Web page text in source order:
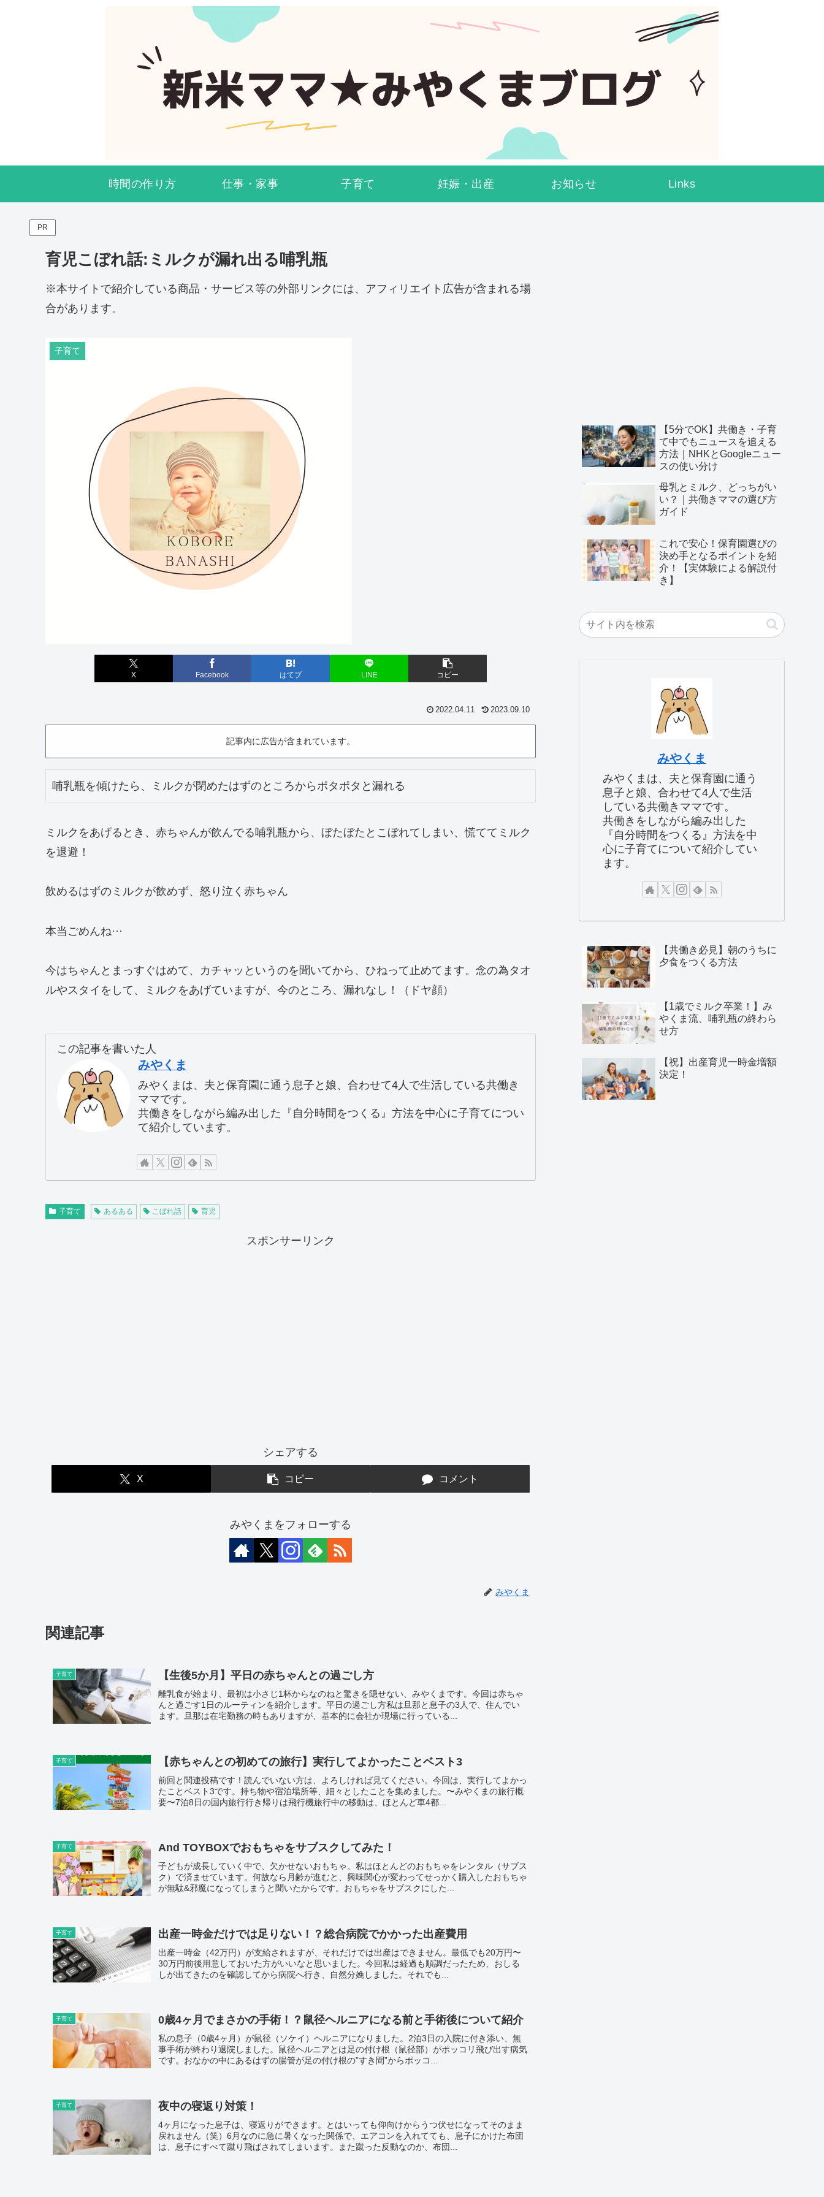
時間の作り方 仕事・家事 子育て 妊娠・出産 お知らせ Links
PR
育児こぼれ話:ミルクが漏れ出る哺乳瓶
※本サイトで紹介している商品・サービス等の外部リンクには、アフィリエイト広告が含まれる場
合があります。
子育て
X Facebook はてブ LINE コピー
2022.04.11 2023.09.10
記事内に広告が含まれています。
哺乳瓶を傾けたら、ミルクが閉めたはずのところからポタポタと漏れる
ミルクをあげるとき、赤ちゃんが飲んでる哺乳瓶から、ぼたぼたとこぼれてしまい、慌ててミルク
を退避！
飲めるはずのミルクが飲めず、怒り泣く赤ちゃん
本当ごめんね···
今はちゃんとまっすぐはめて、カチャッというのを聞いてから、ひねって止めてます。念の為タオ
ルやスタイをして、ミルクをあげていますが、今のところ、漏れなし！（ドヤ顔）
この記事を書いた人
みやくま
みやくまは、夫と保育園に通う息子と娘、合わせて4人で生活している共働き
ママです。
共働きをしながら編み出した『自分時間をつくる』方法を中心に子育てについ
て紹介しています。
子育て あるある こぼれ話 育児
スポンサーリンク
シェアする
X コピー コメント
みやくまをフォローする
みやくま
関連記事
子育て 【生後5か月】平日の赤ちゃんとの過ごし方
離乳食が始まり、最初は小さじ1杯からなのねと驚きを隠せない、みやくまです。今回は赤ちゃ
んと過ごす1日のルーティンを紹介します。平日の過ごし方私は旦那と息子の3人で、住んでい
ます。旦那は在宅勤務の時もありますが、基本的に会社か現場に行っている...
子育て 【赤ちゃんとの初めての旅行】実行してよかったことベスト3
前回と関連投稿です！読んでいない方は、よろしければ見てください。今回は、実行してよかっ
たことベスト3です。持ち物や宿泊場所等、細々としたことを集めました。〜みやくまの旅行概
要〜7泊8日の国内旅行行き帰りは飛行機旅行中の移動は、ほとんど車4都...
子育て And TOYBOXでおもちゃをサブスクしてみた！
子どもが成長していく中で、欠かせないおもちゃ。私はほとんどのおもちゃをレンタル（サブス
ク）で済ませています。何故なら月齢が進むと、興味関心が変わってせっかく購入したおもちゃ
が無駄&邪魔になってしまうと聞いたからです。おもちゃをサブスクにした...
子育て 出産一時金だけでは足りない！？総合病院でかかった出産費用
出産一時金（42万円）が支給されますが、それだけでは出産はできません。最低でも20万円〜
30万円前後用意しておいた方がいいなと思いました。今回私は経過も順調だったため、おしる
しが出てきたのを確認してから病院へ行き、自然分娩しました。それでも...
子育て 0歳4ヶ月でまさかの手術！？鼠径ヘルニアになる前と手術後について紹介
私の息子（0歳4ヶ月）が鼠径（ソケイ）ヘルニアになりました。2泊3日の入院に付き添い、無
事手術が終わり退院しました。鼠径ヘルニアとは足の付け根（鼠径部）がポッコリ飛び出す病気
です。おなかの中にあるはずの腸管が足の付け根の”すき間”からポッコ...
子育て 夜中の寝返り対策！
4ヶ月になった息子は、寝返りができます。とはいっても仰向けからうつ伏せになってそのまま
戻れません（笑）6月なのに急に暑くなった関係で、エアコンを入れてても、息子にかけた布団
は、息子にすべて蹴り飛ばされてしまいます。また蹴った反動なのか、布団...
【5分でOK】共働き・子育
て中でもニュースを追える
方法｜NHKとGoogleニュー
スの使い分け
母乳とミルク、どっちがい
い？｜共働きママの選び方
ガイド
これで安心！保育園選びの
決め手となるポイントを紹
介！【実体験による解説付
き】
みやくま
みやくまは、夫と保育園に通う
息子と娘、合わせて4人で生活
している共働きママです。
共働きをしながら編み出した
『自分時間をつくる』方法を中
心に子育てについて紹介してい
ます。
【共働き必見】朝のうちに
夕食をつくる方法
【1歳でミルク卒業！】み
やくま流、哺乳瓶の終わら
せ方
【祝】出産育児一時金増額
決定！